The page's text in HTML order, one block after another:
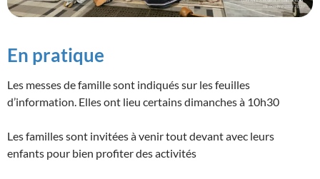
En pratique
Les messes de famille sont indiqués sur les feuilles
d’information. Elles ont lieu certains dimanches à 10h30
Les familles sont invitées à venir tout devant avec leurs
enfants pour bien profiter des activités